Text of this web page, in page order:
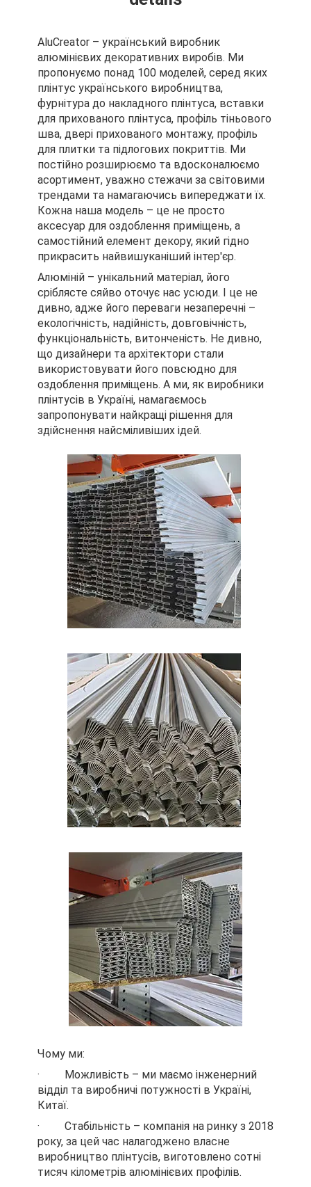
AluCreator – український виробник
алюмінієвих декоративних виробів. Ми
пропонуємо понад 100 моделей, серед яких
плінтус українського виробництва,
фурнітура до накладного плінтуса, вставки
для прихованого плінтуса, профіль тіньового
шва, двері прихованого монтажу, профіль
для плитки та підлогових покриттів. Ми
постійно розширюємо та вдосконалюємо
асортимент, уважно стежачи за світовими
трендами та намагаючись випереджати їх.
Кожна наша модель – це не просто
аксесуар для оздоблення приміщень, а
самостійний елемент декору, який гідно
прикрасить найвишуканіший інтер'єр.
Алюміній – унікальний матеріал, його
сріблясте сяйво оточує нас усюди. І це не
дивно, адже його переваги незаперечні –
екологічність, надійність, довговічність,
функціональність, витонченість. Не дивно,
що дизайнери та архітектори стали
використовувати його повсюдно для
оздоблення приміщень. А ми, як виробники
плінтусів в Україні, намагаємось
запропонувати найкращі рішення для
здійснення найсміливіших ідей.
Чому ми:
· Можливість – ми маємо інженерний
відділ та виробничі потужності в Україні,
Китаї.
· Стабільність – компанія на ринку з 2018
року, за цей час налагоджено власне
виробництво плінтусів, виготовлено сотні
тисяч кілометрів алюмінієвих профілів.